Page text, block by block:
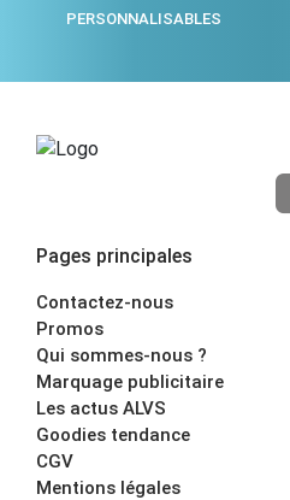
PERSONNALISABLES
Pages principales
Contactez-nous
Promos
Qui sommes-nous ?
Marquage publicitaire
Les actus ALVS
Goodies tendance
CGV
Mentions légales